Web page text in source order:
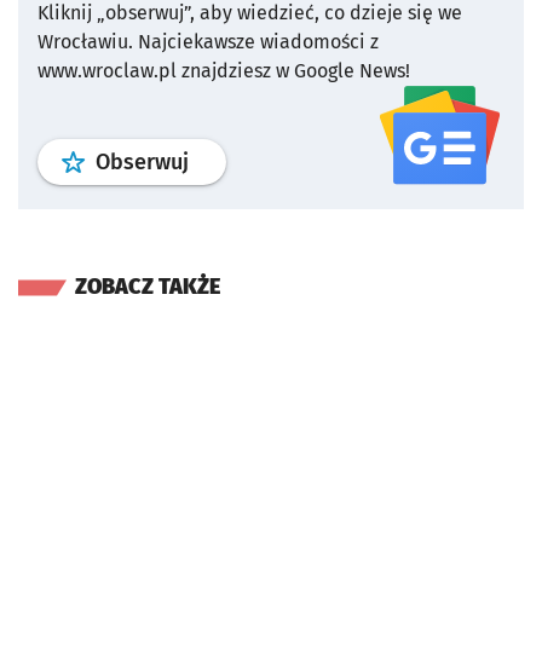
Kliknij „obserwuj”, aby wiedzieć, co dzieje się we
Wrocławiu. Najciekawsze wiadomości z
www.wroclaw.pl znajdziesz w Google News!
Obserwuj profil serwisu
ZOBACZ TAKŻE